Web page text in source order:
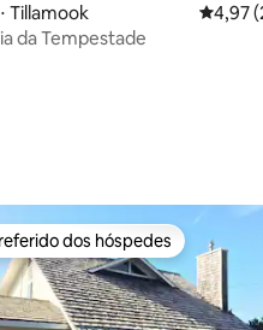
média de 5, 239 avaliações
Tillamook 4,97
4,97
da Tempestade
os melhores preferidos dos
dos hóspedes